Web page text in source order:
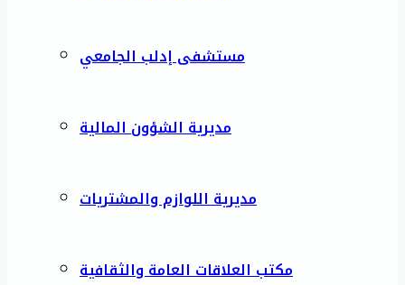
مستشفى إدلب الجامعي
مديرية الشؤون المالية
مديرية اللوازم والمشتريات
مكتب العلاقات العامة والثقافية